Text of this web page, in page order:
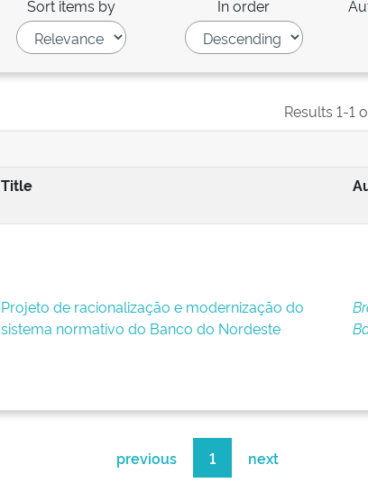
Sort items by In order
Results 1-1
Title
Projeto de racionalização e modernização do
sistema normativo do Banco do Nordeste
previous 1 next